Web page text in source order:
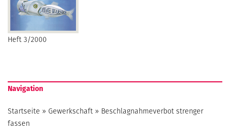
Heft 3/2000
Navigation
Startseite » Gewerkschaft » Beschlagnahmeverbot strenger
fassen